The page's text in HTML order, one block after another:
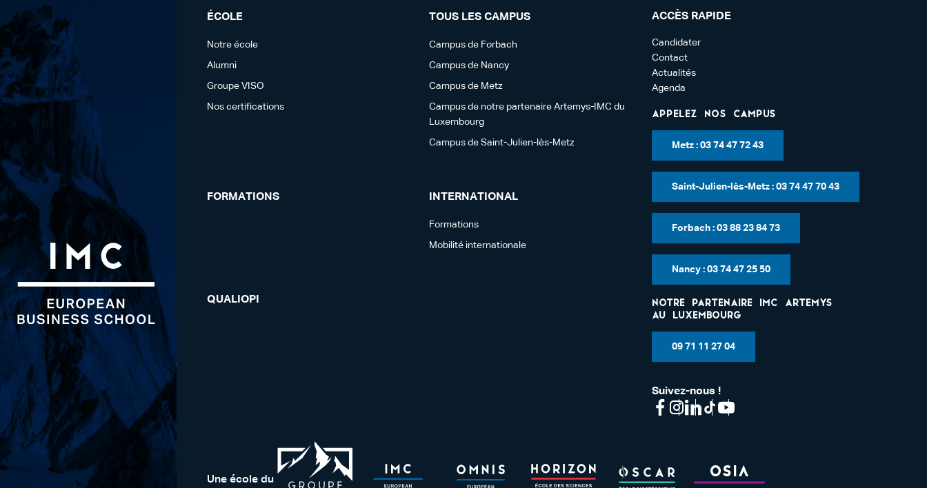
ACCÈS RAPIDE
Candidater
Contact
Actualités
Agenda
Appelez nos campus
Metz : 03 74 47 72 43
Saint-Julien-lès-Metz : 03 74 47 70 43
Forbach : 03 88 23 84 73
Nancy : 03 74 47 25 50
Notre partenaire IMC Artemys
au Luxembourg
09 71 11 27 04
ÉCOLE
Notre école
Alumni
Groupe VISO
Nos certifications
TOUS LES CAMPUS
Campus de Forbach
Campus de Nancy
Campus de Metz
Campus de notre partenaire Artemys-IMC du
Luxembourg
Campus de Saint-Julien-lès-Metz
FORMATIONS INTERNATIONAL
Formations
Mobilité internationale
QUALIOPI
Suivez-nous !
Une école du